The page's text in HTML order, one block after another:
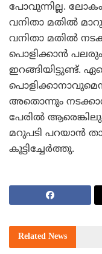
പോവുന്നില്ല.
വനിതാ മതില്‍
വനിതാ മതില്‍
പൊളിക്കാന്‍
ഇറങ്ങിയിട്ടുണ്ട്.
അതൊന്നും നടക്കാന്‍
പേരില്‍
മറുപടി പറയാന്‍
കൂട്ടിച്ചേര്‍ത്തു.
Related News